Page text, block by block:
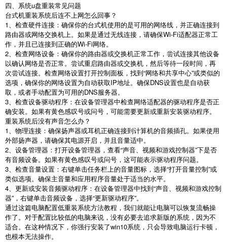
四、系统u盘重装常见问题
台式机重装系统后连不上网怎么回事？
1、检查硬件连接：确保你的台式机使用的是可用的网络线，并正确连接到
路由器或网络交换机上。如果是通过无线连接，请确保Wi-Fi适配器正常工
作，并且已连接到正确的Wi-Fi网络。
2、检查网络设备：确保你的路由器或交换机正常工作，尝试连接其他设备
以确认网络是否正常。尝试重启路由器或交换机，然后等待一段时间，再
次尝试连接。检查网络设置打开控制面板，找到“网络和共享中心”或类似的
选项，确保你的网络设置为自动获取IP地址。确保DNS设置也是自动获
取，或者手动配置为可用的DNS服务器。
3、检查设备驱动程序：在设备管理器中检查网络适配器的驱动程序是否正
确安装。如果有黄色感叹号或问号，可能需要更新或重新安装驱动程序。
重装系统后没有声音怎么办？
1、物理连接：确保扬声器或耳机正确连接到计算机的音频插孔。如果使用
外部扬声器，请确保其电源开启，并且音量适中。
2、设备管理器：打开设备管理器，查看“声音、视频和游戏控制器”下是否
有音频设备。如果有黄色感叹号或问号，这可能表示驱动程序问题。
3、检查音量设置：右键单击任务栏上的音量图标，选择“打开音量控制”或
类似选项。确保主音量和应用程序音量处于适当的水平。
4、更新或安装音频驱动程序：在设备管理器中找到“声音、视频和游戏控制
器” ，右键单击音频设备，选择“更新驱动程序”。
通过这篇电脑配置低重装系统方法教程，我们就能让电脑可以恢复流畅操
作了。对于配置比较低的电脑来说，没有必要去追求新版的系统，因为不
适合。在这种情况下，你强行安装了win10系统，只会导致电脑运行卡顿，
也根本无法操作。